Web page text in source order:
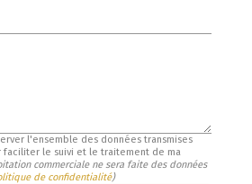
l'ensemble des données transmises
faciliter le suivi et le traitement de ma
commerciale ne sera faite des données
de confidentialité)